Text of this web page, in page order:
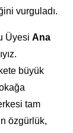
vurguladı.
Üyesi Ana
büyük
tam
özgürlük,